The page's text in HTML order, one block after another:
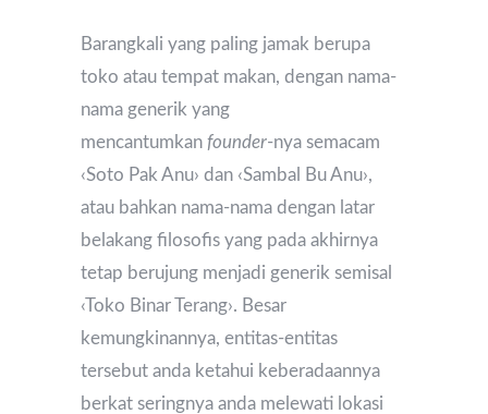
Barangkali yang paling jamak berupa
toko atau tempat makan, dengan nama-
nama generik yang
mencantumkan founder-nya semacam
‹Soto Pak Anu› dan ‹Sambal Bu Anu›,
atau bahkan nama-nama dengan latar
belakang filosofis yang pada akhirnya
tetap berujung menjadi generik semisal
‹Toko Binar Terang›. Besar
kemungkinannya, entitas-entitas
tersebut anda ketahui keberadaannya
berkat seringnya anda melewati lokasi